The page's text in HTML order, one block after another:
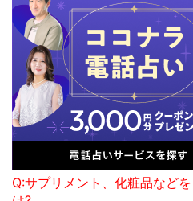
Q:サプリメント、化粧品など